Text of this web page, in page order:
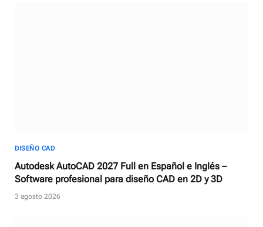
DISEÑO CAD
Autodesk AutoCAD 2027 Full en Español e Inglés –
Software profesional para diseño CAD en 2D y 3D
3 agosto 2026